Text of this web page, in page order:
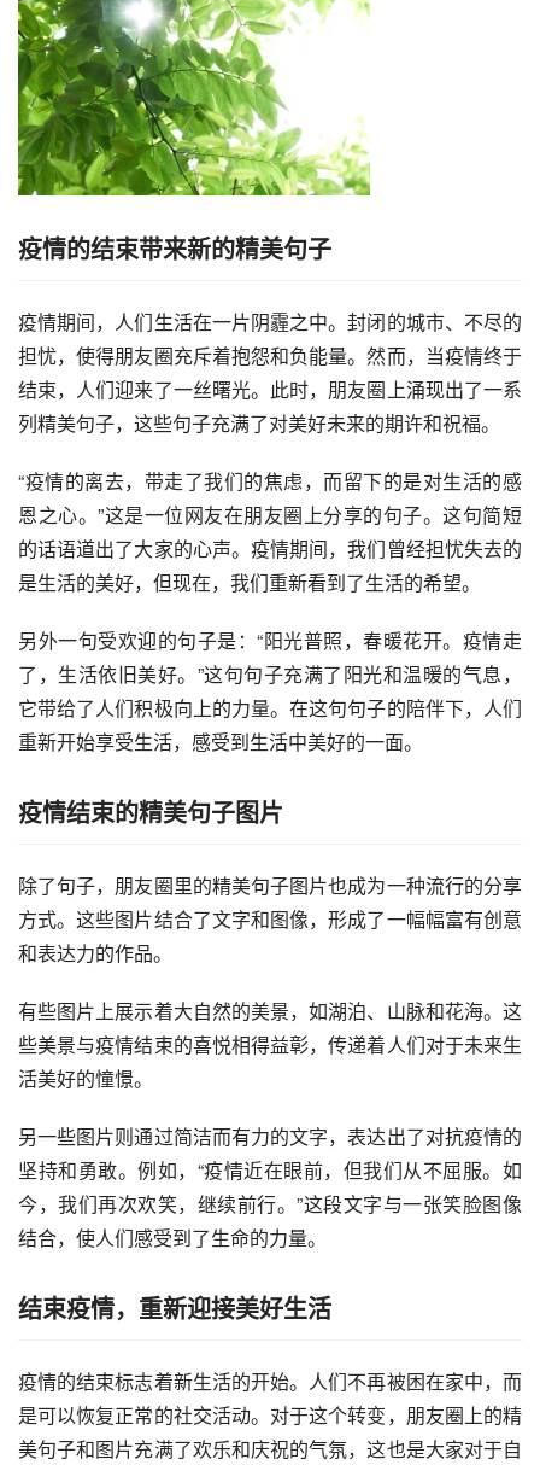
疫情的结束带来新的精美句子
疫情期间，人们生活在一片阴霾之中。封闭的城市、不尽的
担忧，使得朋友圈充斥着抱怨和负能量。然而，当疫情终于
结束，人们迎来了一丝曙光。此时，朋友圈上涌现出了一系
列精美句子，这些句子充满了对美好未来的期许和祝福。
“疫情的离去，带走了我们的焦虑，而留下的是对生活的感
恩之心。”这是一位网友在朋友圈上分享的句子。这句简短
的话语道出了大家的心声。疫情期间，我们曾经担忧失去的
是生活的美好，但现在，我们重新看到了生活的希望。
另外一句受欢迎的句子是：“阳光普照，春暖花开。疫情走
了，生活依旧美好。”这句句子充满了阳光和温暖的气息，
它带给了人们积极向上的力量。在这句句子的陪伴下，人们
重新开始享受生活，感受到生活中美好的一面。
疫情结束的精美句子图片
除了句子，朋友圈里的精美句子图片也成为一种流行的分享
方式。这些图片结合了文字和图像，形成了一幅幅富有创意
和表达力的作品。
有些图片上展示着大自然的美景，如湖泊、山脉和花海。这
些美景与疫情结束的喜悦相得益彰，传递着人们对于未来生
活美好的憧憬。
另一些图片则通过简洁而有力的文字，表达出了对抗疫情的
坚持和勇敢。例如，“疫情近在眼前，但我们从不屈服。如
今，我们再次欢笑，继续前行。”这段文字与一张笑脸图像
结合，使人们感受到了生命的力量。
结束疫情，重新迎接美好生活
疫情的结束标志着新生活的开始。人们不再被困在家中，而
是可以恢复正常的社交活动。对于这个转变，朋友圈上的精
美句子和图片充满了欢乐和庆祝的气氛，这也是大家对于自